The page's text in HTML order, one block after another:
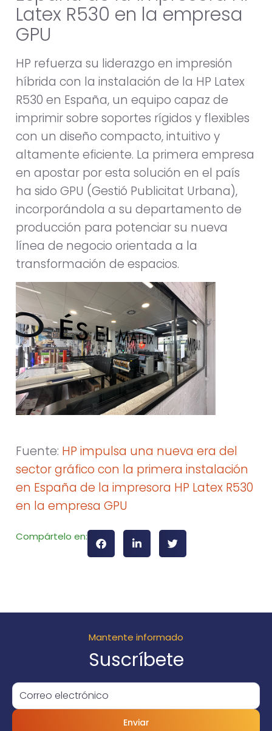
Latex R530 en la empresa
GPU
HP refuerza su liderazgo en impresión
híbrida con la instalación de la HP Latex
R530 en España, un equipo capaz de
imprimir sobre soportes rígidos y flexibles
con un diseño compacto, intuitivo y
altamente eficiente. La primera empresa
en apostar por esta solución en el país
ha sido GPU (Gestió Publicitat Urbana),
incorporándola a su departamento de
producción para potenciar su nueva
línea de negocio orientada a la
transformación de espacios.
Fuente: HP impulsa una nueva era del
sector gráfico con la primera instalación
en España de la impresora HP Latex R530
en la empresa GPU
Compártelo en:
Mantente informado
Suscríbete
Enviar